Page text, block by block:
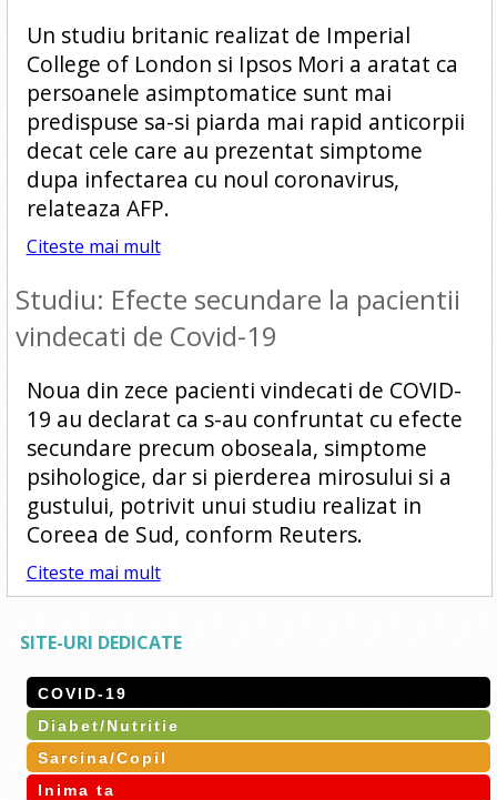
Un studiu britanic realizat de Imperial
College of London si Ipsos Mori a aratat ca
persoanele asimptomatice sunt mai
predispuse sa-si piarda mai rapid anticorpii
decat cele care au prezentat simptome
dupa infectarea cu noul coronavirus,
relateaza AFP.
Citeste mai mult
Studiu: Efecte secundare la pacientii
vindecati de Covid-19
Noua din zece pacienti vindecati de COVID-
19 au declarat ca s-au confruntat cu efecte
secundare precum oboseala, simptome
psihologice, dar si pierderea mirosului si a
gustului, potrivit unui studiu realizat in
Coreea de Sud, conform Reuters.
Citeste mai mult
SITE-URI DEDICATE
COVID-19
Diabet/Nutritie
Sarcina/Copil
Inima ta